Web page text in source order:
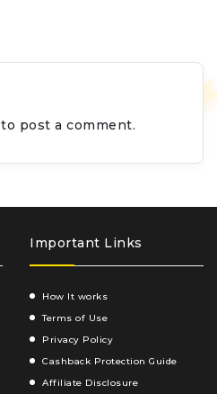
to post a comment.
Important Links
How It works
Terms of Use
Privacy Policy
Cashback Protection Guide
Affiliate Disclosure